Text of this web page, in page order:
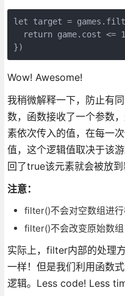
let target =
return game.cost <=
Wow! Awesome!
我稍微解释一下，防止有
数，函数接收了一个参数
素依次传入的值，在每一
值，这个逻辑值取决于该
回了true该元素就会被放到
注意：
filter()不会对空数组进行
filter()不会改变原始数组
实际上，filter内部的处理
一样！但是我们利用函数
逻辑。Less code! Less